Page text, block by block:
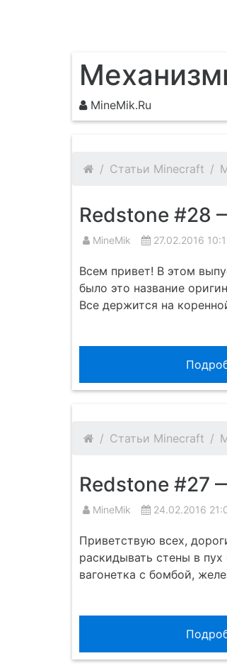
MineMik.Ru
Статьи Minecraft
Redstone #28
MineMik 27.02.2016
Всем привет! В этом
было это название
Все держится на
Статьи Minecraft
Redstone #27
MineMik 24.02.2016
Приветствую всех,
раскидывать стены в
вагонетка с бомбой,